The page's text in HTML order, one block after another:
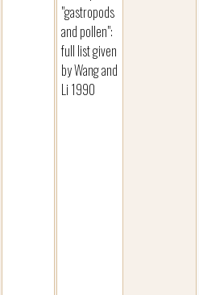
"gastropods
and pollen":
full list given
by Wang and
Li 1990